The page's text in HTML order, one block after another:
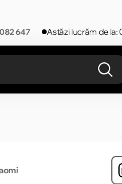
647 Astăzi lucrăm de la: